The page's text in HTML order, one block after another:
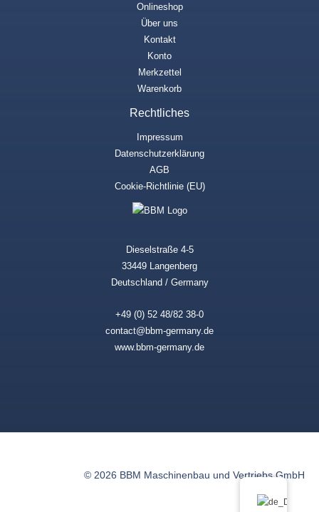
Onlineshop
Über uns
Kontakt
Konto
Merkzettel
Warenkorb
Rechtliches
Impressum
Datenschutzerklärung
AGB
Cookie-Richtlinie (EU)
Dieselstraße 4-5
33449 Langenberg
Deutschland / Germany
+49 (0) 52 48/82 38-0
contact@bbm-germany.de
www.bbm-germany.de
© 2026 BBM Maschinenbau und Vertriebs GmbH